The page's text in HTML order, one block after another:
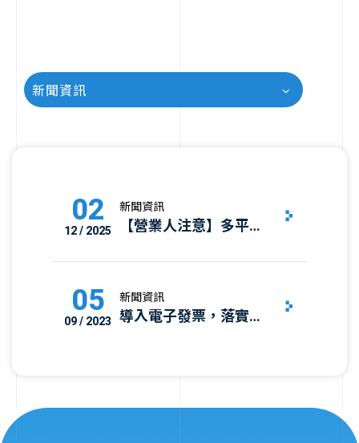
新聞資訊
02
12 / 2025
新聞資訊
【營業人注意】多平台
軌號碼重複使用，中區
國稅局提出重要提醒
05
09 / 2023
新聞資訊
導入電子發票，落實
算器」，助力企業節能